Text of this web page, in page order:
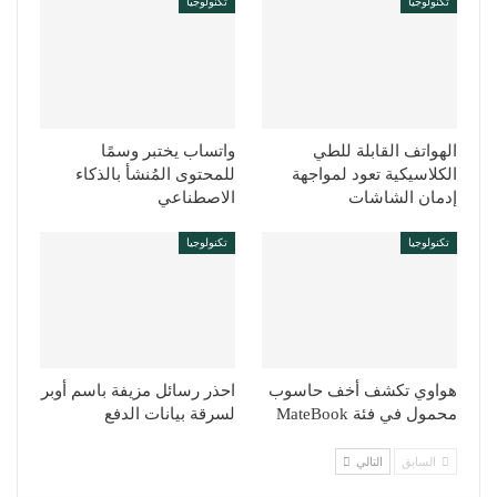
الهواتف القابلة للطي
الكلاسيكية تعود لمواجهة
إدمان الشاشات
واتساب يختبر وسمًا
للمحتوى المُنشأ بالذكاء
الاصطناعي
تكنولوجيا
هواوي تكشف أخف حاسوب
محمول في فئة MateBook
تكنولوجيا
احذر رسائل مزيفة باسم أوبر
لسرقة بيانات الدفع
السابق التالي